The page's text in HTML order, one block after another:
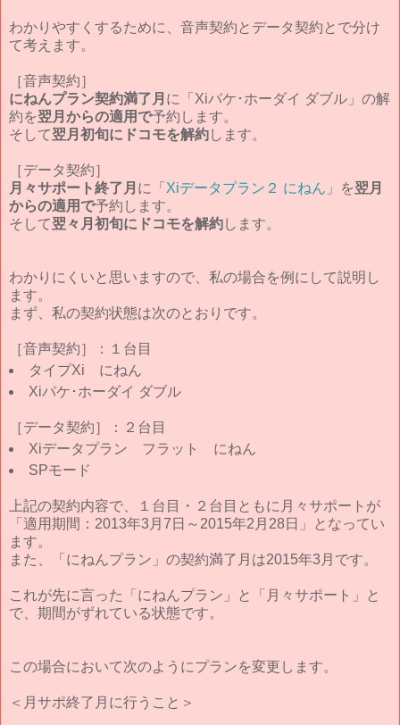
わかりやすくするために、音声契約とデータ契約とで分け
て考えます。
［音声契約］
にねんプラン契約満了月 に「Xiパケ･ホーダイ ダブル」の解
約を翌月からの適用で予約します。
そして翌月初旬にドコモを解約します。
［データ契約］
月々サポート終了月 に「 Xiデータプラン２ にねん 」を翌月
からの適用で予約します。
そして翌々月初旬にドコモを解約します。
わかりにくいと思いますので、私の場合を例にして説明し
ます。
まず、私の契約状態は次のとおりです。
［音声契約］：１台目
タイプXi にねん
Xiパケ･ホーダイ ダブル
［データ契約］：２台目
Xiデータプラン フラット にねん
SPモード
上記の契約内容で、１台目・２台目ともに月々サポートが
「適用期間：2013年3月7日～2015年2月28日」となってい
ます。
また、「にねんプラン」の契約満了月は2015年3月です。
これが先に言った「にねんプラン」と「月々サポート」と
で、期間がずれている状態です。
この場合において次のようにプランを変更します。
＜月サポ終了月に行うこと＞